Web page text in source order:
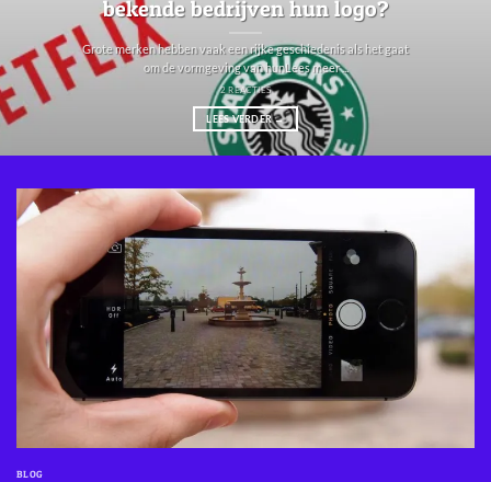
bekende bedrijven hun logo?
Grote merken hebben vaak een rijke geschiedenis als het gaat
om de vormgeving van hunLees meer ...
2 REACTIES
LEES VERDER→
BLOG